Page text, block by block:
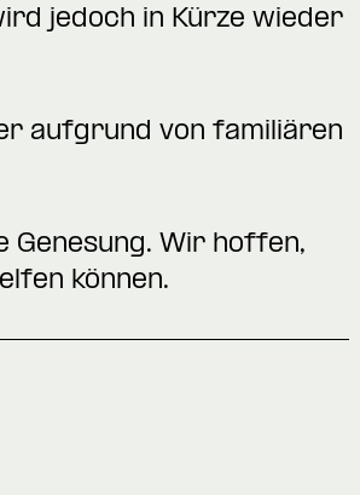
jedoch in Kürze wieder
aufgrund von familiären
Genesung. Wir hoffen,
können.